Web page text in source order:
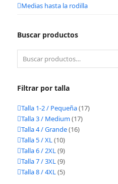
Medias hasta la rodilla
Buscar productos
Filtrar por talla
Talla 1-2 / Pequeña(17)
Talla 3 / Medium(17)
Talla 4 / Grande(16)
Talla 5 / XL(10)
Talla 6 / 2XL(9)
Talla 7 / 3XL(9)
Talla 8 / 4XL(5)